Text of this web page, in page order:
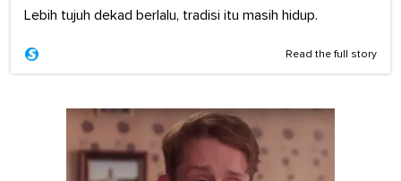
Lebih tujuh dekad berlalu, tradisi itu masih hidup.
Read the full story